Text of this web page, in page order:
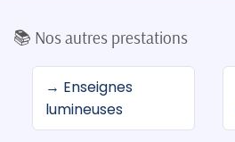
📚 Nos autres prestations
→ Enseignes
lumineuses